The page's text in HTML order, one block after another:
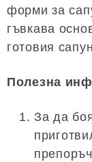
форми за
гъвкава
готовия
Полезна
За да